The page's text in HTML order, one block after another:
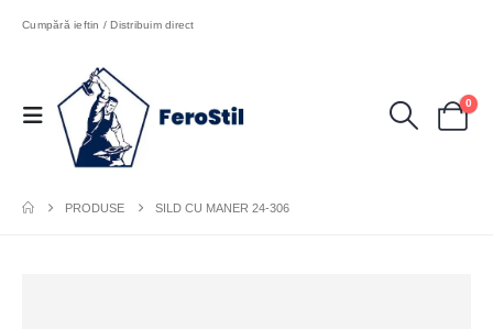
Cumpără ieftin / Distribuim direct
0
PRODUSE SILD CU MANER 24-306